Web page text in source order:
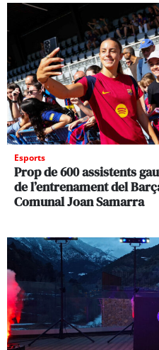
Esports
Prop de 600 assistents
de l’entrenament del
Comunal Joan Samarra